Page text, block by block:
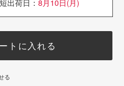
出荷日： 8月10日(月)
トに入れる
る